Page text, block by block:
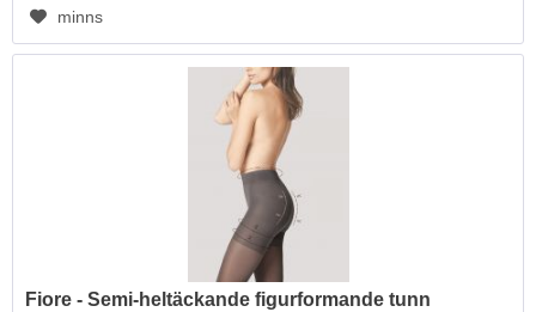
minns
Fiore - Semi-heltäckande figurformande tunn